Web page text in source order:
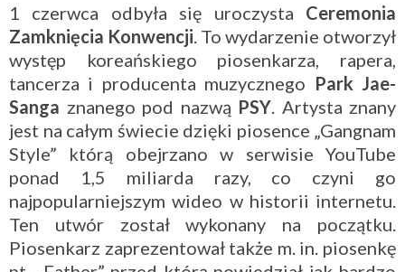
1 czerwca odbyła się uroczysta Ceremonia
Zamknięcia Konwencji . To wydarzenie otworzył
występ koreańskiego piosenkarza, rapera,
tancerza i producenta muzycznego Park Jae-
Sanga znanego pod nazwą PSY . Artysta znany
jest na całym świecie dzięki piosence „Gangnam
Style” którą obejrzano w serwisie YouTube
ponad 1,5 miliarda razy, co czyni go
najpopularniejszym wideo w historii internetu.
Ten utwór został wykonany na początku.
Piosenkarz zaprezentował także m. in. piosenkę